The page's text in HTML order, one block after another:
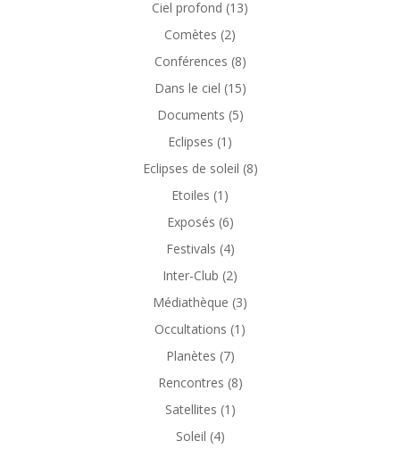
Ciel profond (13)
Comètes (2)
Conférences (8)
Dans le ciel (15)
Documents (5)
Eclipses (1)
Eclipses de soleil (8)
Etoiles (1)
Exposés (6)
Festivals (4)
Inter-Club (2)
Médiathèque (3)
Occultations (1)
Planètes (7)
Rencontres (8)
Satellites (1)
Soleil (4)